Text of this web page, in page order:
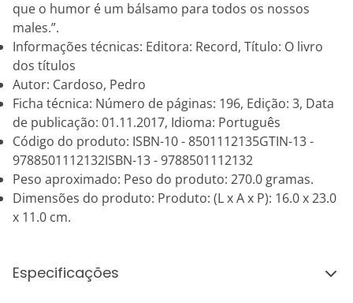
que o humor é um bálsamo para todos os nossos
males.”.
Informações técnicas: Editora: Record, Título: O livro
dos títulos
Autor: Cardoso, Pedro
Ficha técnica: Número de páginas: 196, Edição: 3, Data
de publicação: 01.11.2017, Idioma: Português
Código do produto: ISBN-10 - 8501112135GTIN-13 -
9788501112132ISBN-13 - 9788501112132
Peso aproximado: Peso do produto: 270.0 gramas.
Dimensões do produto: Produto: (L x A x P): 16.0 x 23.0
x 11.0 cm.
Especificações